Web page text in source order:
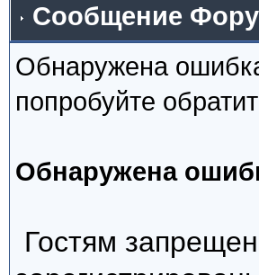
Сообщение
Обнаружена
попробуйте
Обнаружена
Гостям